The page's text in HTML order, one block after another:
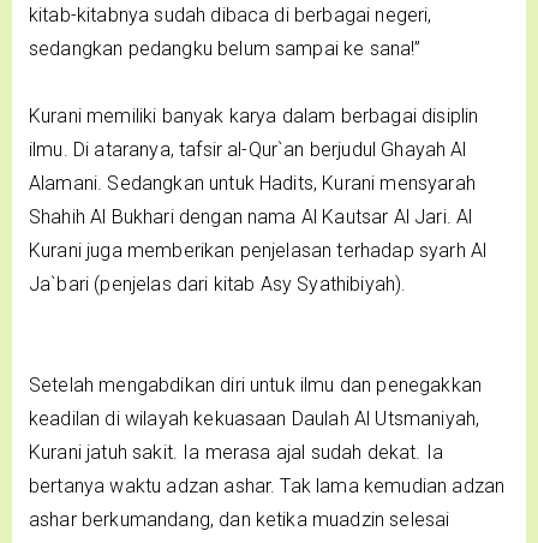
kitab-kitabnya sudah dibaca di berbagai negeri,
sedangkan pedangku belum sampai ke sana!”
Kurani memiliki banyak karya dalam berbagai disiplin
ilmu. Di ataranya, tafsir al-Qur`an berjudul Ghayah Al
Alamani. Sedangkan untuk Hadits, Kurani mensyarah
Shahih Al Bukhari dengan nama Al Kautsar Al Jari. Al
Kurani juga memberikan penjelasan terhadap syarh Al
Ja`bari (penjelas dari kitab Asy Syathibiyah).
Setelah mengabdikan diri untuk ilmu dan penegakkan
keadilan di wilayah kekuasaan Daulah Al Utsmaniyah,
Kurani jatuh sakit. Ia merasa ajal sudah dekat. Ia
bertanya waktu adzan ashar. Tak lama kemudian adzan
ashar berkumandang, dan ketika muadzin selesai